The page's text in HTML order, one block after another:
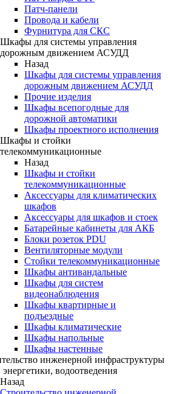
Патч-панели
Провода и кабели
Фурнитура для СКС
Шкафы для системы управления
дорожным движением АСУДД
Назад
Шкафы для системы управления
дорожным движением АСУДД
Прочие изделия
Шкафы всепогодные для
дорожной автоматики
Шкафы проектного исполнения
Шкафы и стойки
телекоммуникационные
Назад
Шкафы и стойки
телекоммуникационные
Аксессуары для климатических
шкафов
Аксессуары для шкафов и стоек
Батарейные кабинеты для АКБ
Блоки розеток PDU
Вентиляторные модули
Стойки телекоммуникационные
Шкафы антивандальные
Шкафы для систем
видеонаблюдения
Шкафы квартирные и
подъездные
Шкафы климатические
Шкафы напольные
Шкафы настенные
инженерной инфраструктуры
энергетики, водоотведения
Назад